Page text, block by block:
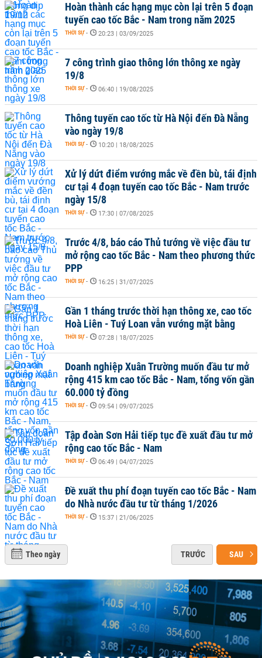
Hoàn thành các hạng mục còn lại trên 5 đoạn
tuyến cao tốc Bắc - Nam trong năm 2025
THỜI SỰ - 20:23 | 03/09/2025
7 công trình giao thông lớn thông xe ngày
19/8
THỜI SỰ - 06:40 | 19/08/2025
Thông tuyến cao tốc từ Hà Nội đến Đà Nẵng
vào ngày 19/8
THỜI SỰ - 10:20 | 18/08/2025
Xử lý dứt điểm vướng mắc về đền bù, tái định
cư tại 4 đoạn tuyến cao tốc Bắc - Nam trước
ngày 15/8
THỜI SỰ - 17:30 | 07/08/2025
Trước 4/8, báo cáo Thủ tướng về việc đầu tư
mở rộng cao tốc Bắc - Nam theo phương thức
PPP
THỜI SỰ - 16:25 | 31/07/2025
Gần 1 tháng trước thời hạn thông xe, cao tốc
Hoà Liên - Tuý Loan vẫn vướng mặt bằng
THỜI SỰ - 07:28 | 18/07/2025
Doanh nghiệp Xuân Trường muốn đầu tư mở
rộng 415 km cao tốc Bắc - Nam, tổng vốn gần
60.000 tỷ đồng
THỜI SỰ - 09:54 | 09/07/2025
Tập đoàn Sơn Hải tiếp tục đề xuất đầu tư mở
rộng cao tốc Bắc - Nam
THỜI SỰ - 06:49 | 04/07/2025
Đề xuất thu phí đoạn tuyến cao tốc Bắc - Nam
do Nhà nước đầu tư từ tháng 1/2026
THỜI SỰ - 15:37 | 21/06/2025
Theo ngày TRƯỚC SAU